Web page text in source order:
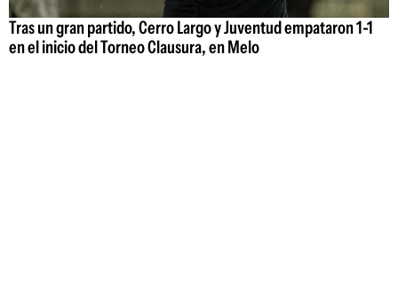
Tras un gran partido, Cerro Largo y Juventud empataron 1-1
en el inicio del Torneo Clausura, en Melo